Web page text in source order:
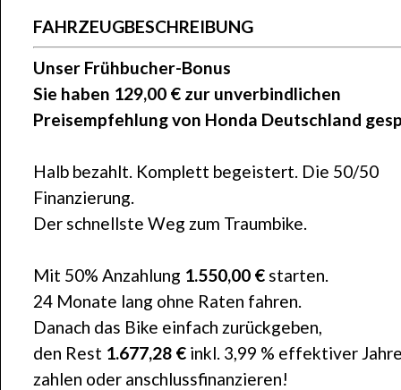
FAHRZEUGBESCHREIBUNG
Unser Frühbucher-Bonus
Sie haben 129,00 € zur unverbindlichen
Preisempfehlung von Honda Deutschland
Halb bezahlt. Komplett begeistert. Die 50/50
Finanzierung.
Der schnellste Weg zum Traumbike.
Mit 50% Anzahlung 1.550,00 € starten.
24 Monate lang ohne Raten fahren.
Danach das Bike einfach zurückgeben,
den Rest 1.677,28 € inkl. 3,99 % effektiver
zahlen oder anschlussfinanzieren!